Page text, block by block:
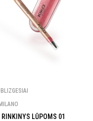
RINKINYS LŪPOMS 01
nuolaidą!
ir spec.